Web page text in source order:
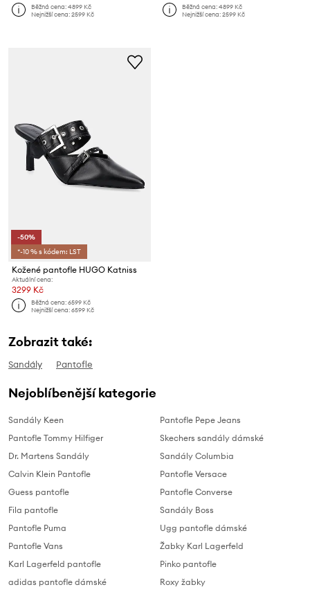
Běžná cena:4899 Kč
Nejnižší cena:2599 Kč
Běžná cena:4899 Kč
Nejnižší cena:2599 Kč
-50%
*-10 % s kódem: LST
Kožené pantofle HUGO Katniss
Aktuální cena:
3299 Kč
Běžná cena:6599 Kč
Nejnižší cena:6599 Kč
Zobrazit také:
Sandály Pantofle
Nejoblíbenější kategorie
Sandály Keen
Pantofle Tommy Hilfiger
Dr. Martens Sandály
Calvin Klein Pantofle
Guess pantofle
Fila pantofle
Pantofle Puma
Pantofle Vans
Karl Lagerfeld pantofle
adidas pantofle dámské
Pantofle Pepe Jeans
Skechers sandály dámské
Sandály Columbia
Pantofle Versace
Pantofle Converse
Sandály Boss
Ugg pantofle dámské
Žabky Karl Lagerfeld
Pinko pantofle
Roxy žabky